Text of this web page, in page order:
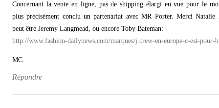
Concernant la vente en ligne, pas de shipping élargi en vue pour le
plus précisément conclu un partenariat avec MR Porter. Merci Natalie
peut être Jeremy Langmead, ou encore Toby Bateman:
http://www.fashion-dailynews.com/marques/j.crew-en-europe-c-est-pour-
MC.
Répondre